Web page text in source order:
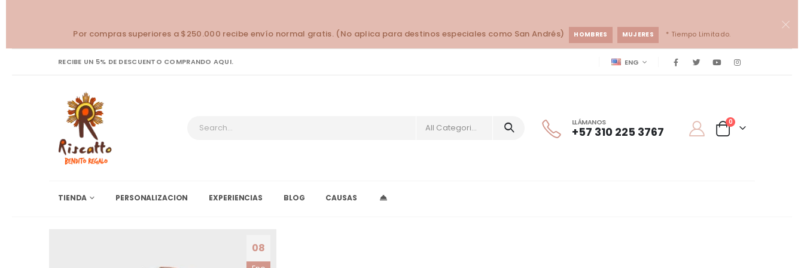
Por compras superiores a $250.000 recibe envío normal gratis. (No aplica para destinos especiales como San Andrés) HOMBRES MUJERES * Tiempo Limitado.
RECIBE UN 5% DE DESCUENTO COMPRANDO AQUI. ENG
All Categories LLÁMANOS
+57 310 225 3767
0
TIENDA PERSONALIZACION EXPERIENCIAS BLOG CAUSAS
08